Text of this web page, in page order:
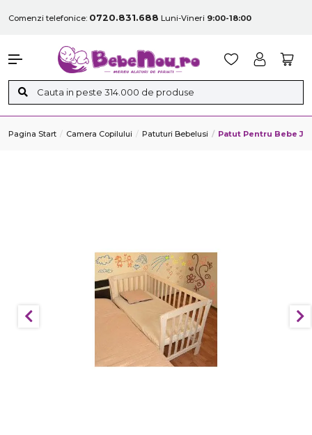
Comenzi telefonice: 0720.831.688 Luni-Vineri 9:00-18:00
Pagina Start Camera Copilului Patuturi Bebelusi Patut Pentru Bebe